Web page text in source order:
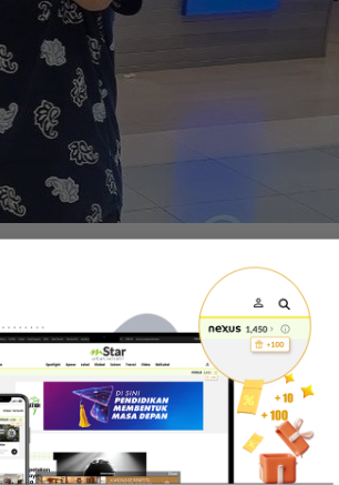
kontrak bersama Suria FM.
tempoh tiga atau lima tahun
Bagaikan tiada jalan
penyampai radio.
berbincang dengan stesen radio.